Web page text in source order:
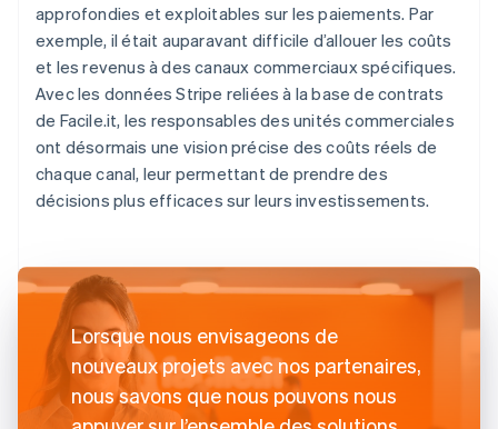
approfondies et exploitables sur les paiements. Par
exemple, il était auparavant difficile d’allouer les coûts
et les revenus à des canaux commerciaux spécifiques.
Avec les données Stripe reliées à la base de contrats
de Facile.it, les responsables des unités commerciales
ont désormais une vision précise des coûts réels de
chaque canal, leur permettant de prendre des
décisions plus efficaces sur leurs investissements.
Lorsque nous envisageons de
nouveaux projets avec nos partenaires,
nous savons que nous pouvons nous